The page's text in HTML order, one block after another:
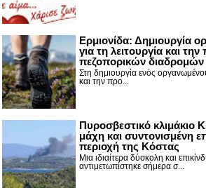
Ερμιονίδα: Δημιουργία
για τη λειτουργία και
πεζοπορικών διαδρομών
Στη δημιουργία ενός
και την προ...
Πυροσβεστικό κλιμάκιο
μάχη και συντονισμένη
περιοχή της Κόστας
Μια ιδιαίτερα δύσκολη και
αντιμετωπίστηκε σήμερα σ...